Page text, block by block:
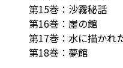
第15巻：沙霧秘話
第16巻：崖の館
第17巻：水に描かれ
第18巻：夢館